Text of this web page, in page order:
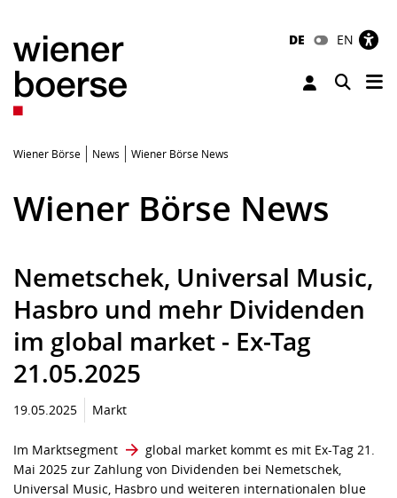
DE EN
Toggle
Wiener Börse News Wiener Börse News
Wiener Börse News
Nemetschek, Universal Music,
Hasbro und mehr Dividenden
im global market - Ex-Tag
21.05.2025
19.05.2025 Markt
Im Marktsegment global market kommt es mit Ex-Tag 21.
Mai 2025 zur Zahlung von Dividenden bei Nemetschek,
Universal Music, Hasbro und weiteren internationalen blue